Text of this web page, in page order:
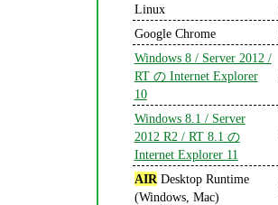
Linux
Google Chrome
Windows 8 / Server 2012 /
RT の Internet Explorer
10
Windows 8.1 / Server
2012 R2 / RT 8.1 の
Internet Explorer 11
AIR Desktop Runtime
(Windows, Mac)